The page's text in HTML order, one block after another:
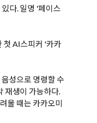
다. 일명 '페이스
첫 AI스피커 '카카
성으로 명령할 수
재생이 가능하다.
울 때는 카카오미